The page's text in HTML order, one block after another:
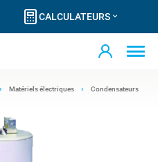
CALCULATEURS
Matériels électriques Condensateurs